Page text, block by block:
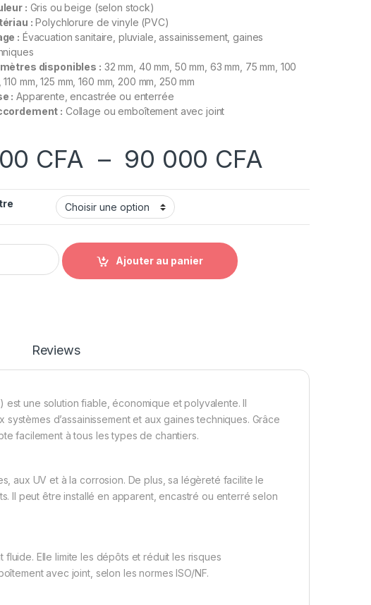
: Gris ou beige (selon stock)
: Polychlorure de vinyle (PVC)
: Évacuation sanitaire, pluviale, assainissement, gaines
disponibles : 32 mm, 40 mm, 50 mm, 63 mm, 75 mm, 100
110 mm, 125 mm, 160 mm, 200 mm, 250 mm
: Apparente, encastrée ou enterrée
: Collage ou emboîtement avec joint
CFA – 90 000 CFA
– Évacuation multi-diamètres (32 mm à 250 mm) quantity
Ajouter au panier
Reviews
est une solution fiable, économique et polyvalente. Il
d’assainissement et aux gaines techniques. Grâce
facilement à tous les types de chantiers.
aux UV et à la corrosion. De plus, sa légèreté facilite le
Il peut être installé en apparent, encastré ou enterré selon
Elle limite les dépôts et réduit les risques
avec joint, selon les normes ISO/NF.